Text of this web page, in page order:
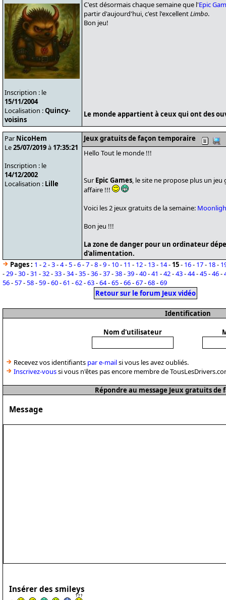
Inscription : le
15/11/2004
Localisation :Quincy-
voisins
C'est désormais chaque semaine que l'Epic
partir d'aujourd'hui, c'est l'excellentLimbo.
Bon jeu!
Le monde appartient à ceux qui ont des
Par NicoHem
Le25/07/2019à 17:35:21
Inscription : le
14/12/2002
Localisation : Lille
Jeux gratuits de façon temporaire
Hello Tout le monde !!!
Sur Epic Games, le site ne propose plus un
affaire !!!
Voici les 2 jeux gratuits de la semaine:
Bon jeu !!!
La zone de danger pour un ordinateur
d'alimentation.
Pages : 1 -2-3-4-5-6-7-8-9- 10- 11 - 12- 13- 14- 15- 16- 17- 18-
-29-30-31 -32-33-34-35-36-37-38-39-40-41 -42-43-44-45-46-
56-57-58-59-60-61 -62-63-64-65-66-67-68-69
Retour sur le forum Jeux vidéo
Identification
Nom d'utilisateur
Recevez vos identifiants par e-mailsi vous les avez oubliés.
Inscrivez-voussi vous n'êtes pas encore membre de
Répondre au message Jeux gratuits
Message
Insérer des smileys